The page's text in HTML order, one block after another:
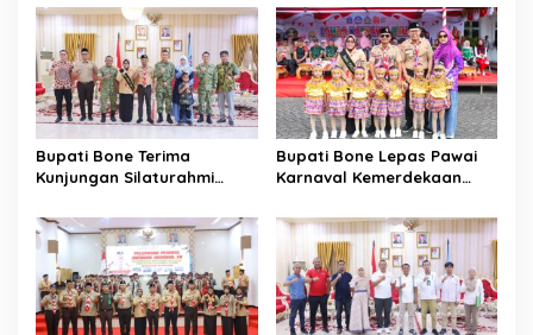
Bupati Bone Terima
Kunjungan Silaturahmi
XIV/Hasanuddin
Bupati Bone Lepas Pawai
Karnaval Kemerdekaan
Sambut HUT ke-81 RI